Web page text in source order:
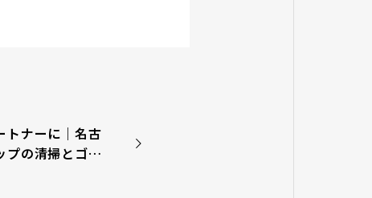
トナーに｜名古
プの清掃とゴキ